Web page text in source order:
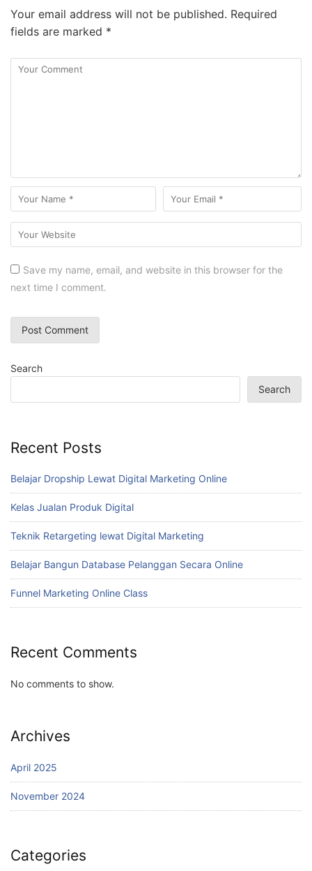
Your email address will not be published. Required
fields are marked *
Save my name, email, and website in this browser for the
next time I comment.
Search
Search
Recent Posts
Belajar Dropship Lewat Digital Marketing Online
Kelas Jualan Produk Digital
Teknik Retargeting lewat Digital Marketing
Belajar Bangun Database Pelanggan Secara Online
Funnel Marketing Online Class
Recent Comments
No comments to show.
Archives
April 2025
November 2024
Categories